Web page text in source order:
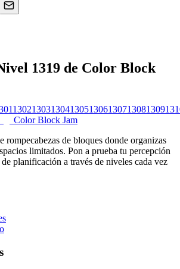
1319 de Color Block
13021303130413051306130713081309
Color Block Jam
rompecabezas de bloques donde organizas
limitados. Pon a prueba tu percepción
planificación a través de niveles cada vez